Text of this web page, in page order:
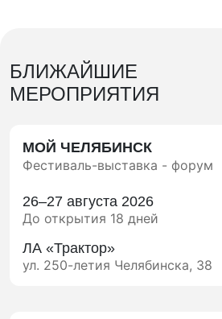
Спикер:
г.Челябинск.
Время до 15 мин.
Тема 10:«Метан для
Возможность применения
автомобилях (грузовых)».
БЛИЖАЙШИЕ
МЕРОПРИЯТИЯ
МОЙ ЧЕЛЯБИНСК
Фестиваль-выставка - форум
26–27 августа 2026
До открытия 18 дней
ЛА «Трактор»
ул. 250-летия Челябинска, 38